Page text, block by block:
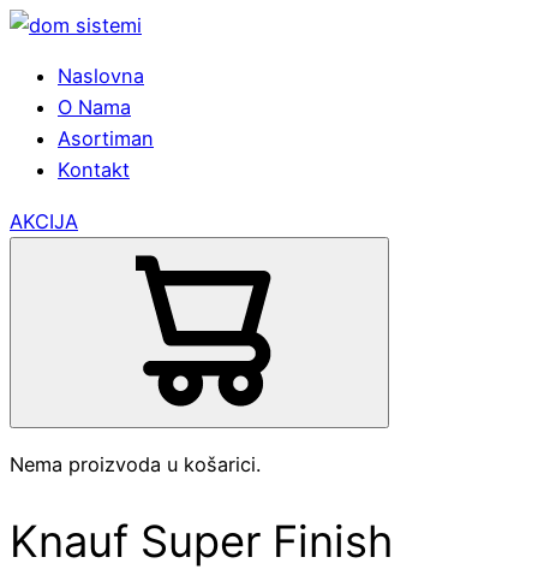
Naslovna
O Nama
Asortiman
Kontakt
AKCIJA
Nema proizvoda u košarici.
Knauf Super Finish